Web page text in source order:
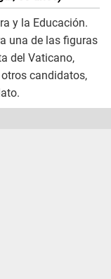
y la Educación.
una de las figuras
del Vaticano,
candidatos,